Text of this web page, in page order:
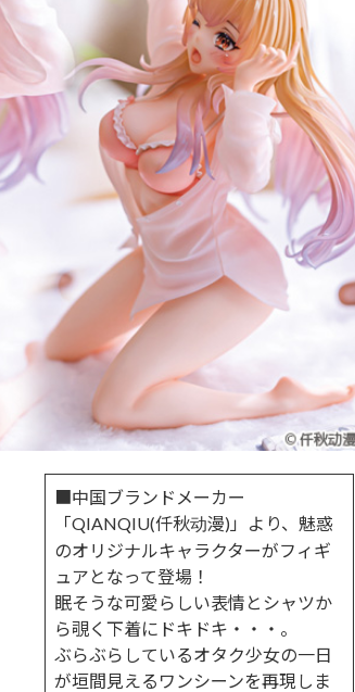
■中国ブランドメーカー
「QIANQIU(仟秋动漫)」より、魅惑
のオリジナルキャラクターがフィギ
ュアとなって登場！
眠そうな可愛らしい表情とシャツか
ら覗く下着にドキドキ・・・。
ぶらぶらしているオタク少女の一日
が垣間見えるワンシーンを再現しま